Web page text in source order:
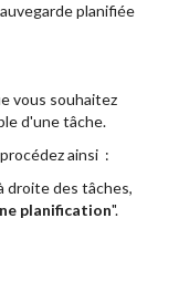
planifiée
vous souhaitez
d'une tâche.
ainsi :
droite des tâches,
planification".